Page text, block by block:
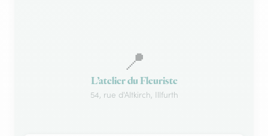
📍
L’atelier du Fleuriste
54, rue d'Altkirch, Illfurth